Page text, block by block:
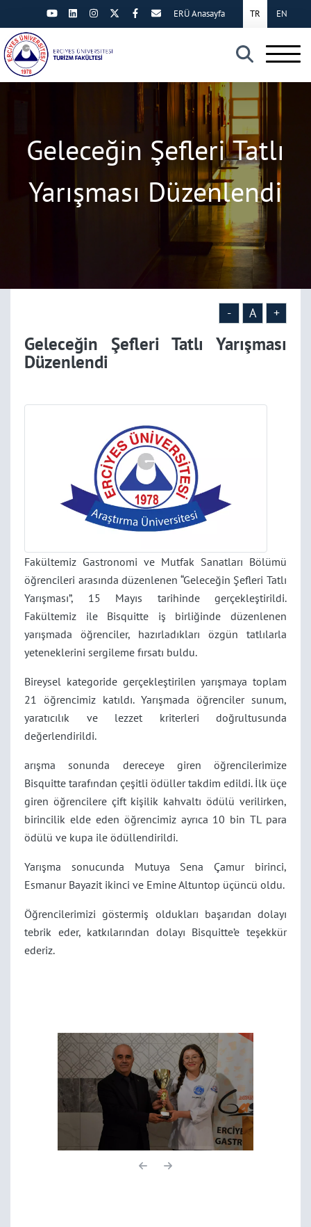
×
TR EN
ERÜ Anasayfa
Geleceğin Şefleri Tatlı
Yarışması Düzenlendi
- A +
Geleceğin Şefleri Tatlı Yarışması
Düzenlendi
Fakültemiz Gastronomi ve Mutfak Sanatları Bölümü
öğrencileri arasında düzenlenen “Geleceğin Şefleri Tatlı
Yarışması”, 15 Mayıs tarihinde gerçekleştirildi.
Fakültemiz ile Bisquitte iş birliğinde düzenlenen
yarışmada öğrenciler, hazırladıkları özgün tatlılarla
yeteneklerini sergileme fırsatı buldu.
Bireysel kategoride gerçekleştirilen yarışmaya toplam
21 öğrencimiz katıldı. Yarışmada öğrenciler sunum,
yaratıcılık ve lezzet kriterleri doğrultusunda
değerlendirildi.
arışma sonunda dereceye giren öğrencilerimize
Bisquitte tarafından çeşitli ödüller takdim edildi. İlk üçe
giren öğrencilere çift kişilik kahvaltı ödülü verilirken,
birincilik elde eden öğrencimiz ayrıca 10 bin TL para
ödülü ve kupa ile ödüllendirildi.
Yarışma sonucunda Mutuya Sena Çamur birinci,
Esmanur Bayazit ikinci ve Emine Altuntop üçüncü oldu.
Öğrencilerimizi göstermiş oldukları başarıdan dolayı
tebrik eder, katkılarından dolayı Bisquitte’e teşekkür
ederiz.